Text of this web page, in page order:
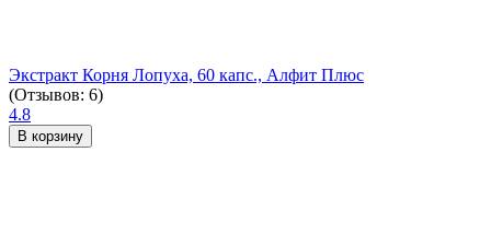
Экстракт Корня Лопуха, 60 капс., Алфит Плюс
(Отзывов: 6)
4.8
В корзину